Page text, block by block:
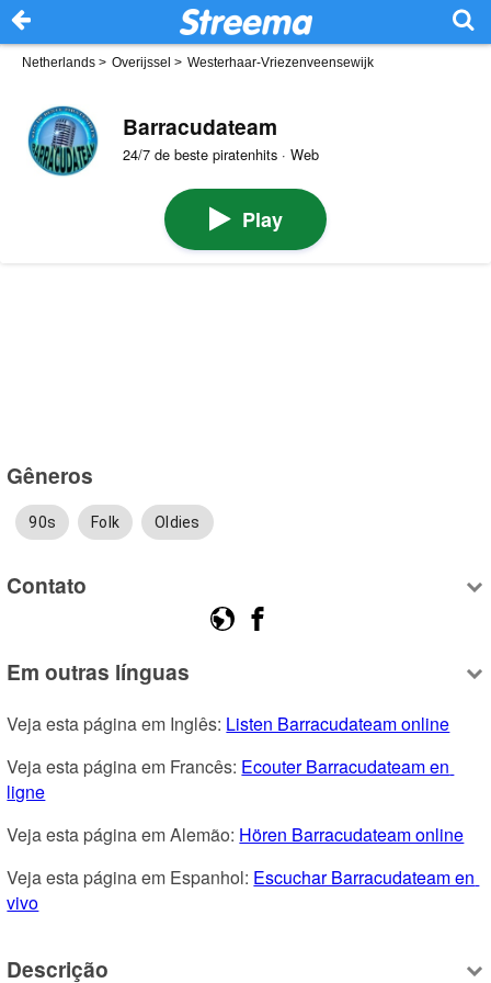
Netherlands > Overijssel > Westerhaar-Vriezenveensewijk
Barracudateam
24/7 de beste piratenhits · Web
Play
Gêneros
90s Folk Oldies
Contato
Em outras línguas
Veja esta página em Inglês: Listen Barracudateam online
Veja esta página em Francês: Ecouter Barracudateam en
ligne
Veja esta página em Alemão: Hören Barracudateam online
Veja esta página em Espanhol: Escuchar Barracudateam en
vivo
Descrição